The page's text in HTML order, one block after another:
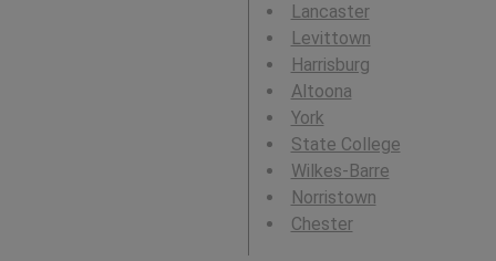
Lancaster
Levittown
Harrisburg
Altoona
York
State College
Wilkes-Barre
Norristown
Chester